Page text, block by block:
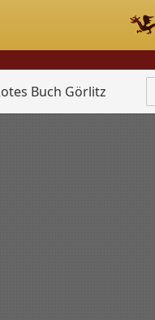
Buch Görlitz